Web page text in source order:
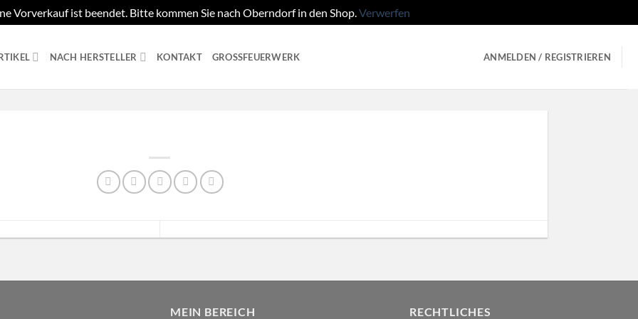
Vorverkauf ist beendet. Bitte kommen Sie nach Oberndorf in den Shop.Verwerfen
NACH HERSTELLER KONTAKT GROSSFEUERWERK ANMELDEN / REGISTRIEREN
MEIN BEREICH RECHTLICHES